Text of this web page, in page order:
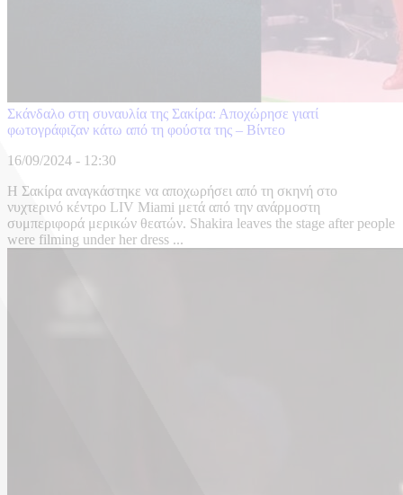
Σκάνδαλο στη συναυλία της Σακίρα: Αποχώρησε γιατί
φωτογράφιζαν κάτω από τη φούστα της – Βίντεο
16/09/2024 - 12:30
Η Σακίρα αναγκάστηκε να αποχωρήσει από τη σκηνή στο
νυχτερινό κέντρο LIV Miami μετά από την ανάρμοστη
συμπεριφορά μερικών θεατών. Shakira leaves the stage after people
were filming under her dress ...